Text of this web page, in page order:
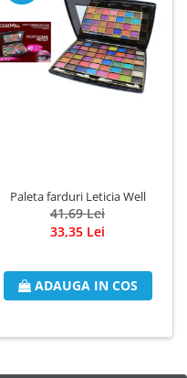
Paleta farduri Leticia Well
41,69 Lei
33,35 Lei
ADAUGA IN COS